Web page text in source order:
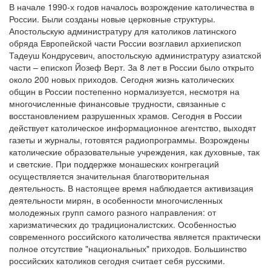
В начале 1990-х годов началось возрождение католичества в
России. Были созданы новые церковные структуры.
Апостольскую администратуру для католиков латинского
обряда Европейской части России возглавил архиепископ
Тадеуш Кондрусевич, апостольскую администратуру азиатской
части – епископ Йозеф Верт. За 8 лет в России было открыто
около 200 новых приходов. Сегодня жизнь католических
общин в России постепенно нормализуется, несмотря на
многочисленные финансовые трудности, связанные с
восстановлением разрушенных храмов. Сегодня в России
действует католическое информационное агентство, выходят
газеты и журналы, готовятся радиопрограммы. Возрождены
католические образовательные учреждения, как духовные, так
и светские. При поддержке монашеских конгрегаций
осуществляется значительная благотворительная
деятельность. В настоящее время наблюдается активизация
деятельности мирян, в особенности многочисленных
молодежных групп самого разного направления: от
харизматических до традиционалистских. Особенностью
современного российского католичества является практически
полное отсутствие "национальных" приходов. Большинство
российских католиков сегодня считает себя русскими.